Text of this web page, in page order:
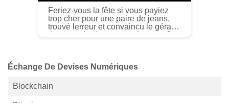
Feriez-vous la fête si vous payiez
trop cher pour une paire de jeans,
trouvé lerreur et convaincu le gérant
du magasin de vous rembourser ?
Échange De Devises Numériques
Blockchain